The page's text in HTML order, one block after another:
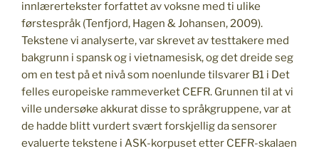
innlærertekster forfattet av voksne med ti ulike
førstespråk (Tenfjord, Hagen & Johansen, 2009).
Tekstene vi analyserte, var skrevet av testtakere med
bakgrunn i spansk og i vietnamesisk, og det dreide seg
om en test på et nivå som noenlunde tilsvarer B1 i Det
felles europeiske rammeverket CEFR. Grunnen til at vi
ville undersøke akkurat disse to språkgruppene, var at
de hadde blitt vurdert svært forskjellig da sensorer
evaluerte tekstene i ASK-korpuset etter CEFR-skalaen